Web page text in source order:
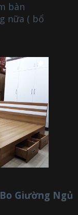
bàn
nữa ( bổ
Giường Ngủ